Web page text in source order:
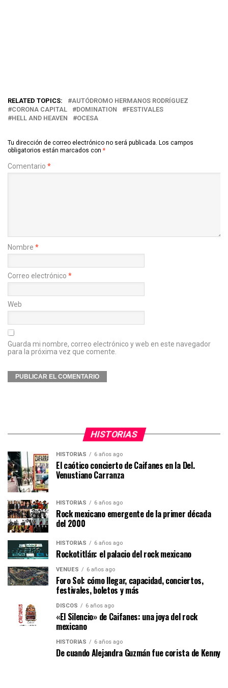
RELATED TOPICS:
AUTÓDROMO HERMANOS RODRÍGUEZ
CORONA CAPITAL
DOMINATION
FESTIVALES
HELL AND HEAVEN
OCESA
Tu dirección de correo electrónico no será publicada. Los campos
obligatorios están marcados con *
Comentario *
Nombre *
Correo electrónico *
Web
Guarda mi nombre, correo electrónico y web en este navegador
para la próxima vez que comente.
HISTORIAS
HISTORIAS 6 años ago
El caótico concierto de Caifanes en la Del.
Venustiano Carranza
HISTORIAS 6 años ago
Rock mexicano emergente de la primer década
del 2000
HISTORIAS 6 años ago
Rockotitlán: el palacio del rock mexicano
VENUES 6 años ago
Foro Sol: cómo llegar, capacidad, conciertos,
festivales, boletos y más
DISCOS 6 años ago
«El Silencio» de Caifanes: una joya del rock
mexicano
HISTORIAS 6 años ago
De cuando Alejandra Guzmán fue corista de Kenny